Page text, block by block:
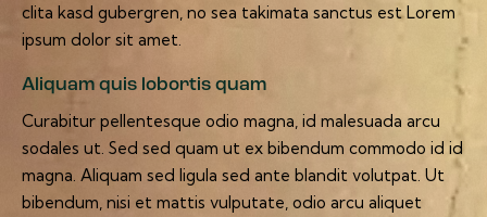
clita kasd gubergren, no sea takimata sanctus est Lorem
ipsum dolor sit amet.
Aliquam quis lobortis quam
Curabitur pellentesque odio magna, id malesuada arcu
sodales ut. Sed sed quam ut ex bibendum commodo id id
magna. Aliquam sed ligula sed ante blandit volutpat. Ut
bibendum, nisi et mattis vulputate, odio arcu aliquet